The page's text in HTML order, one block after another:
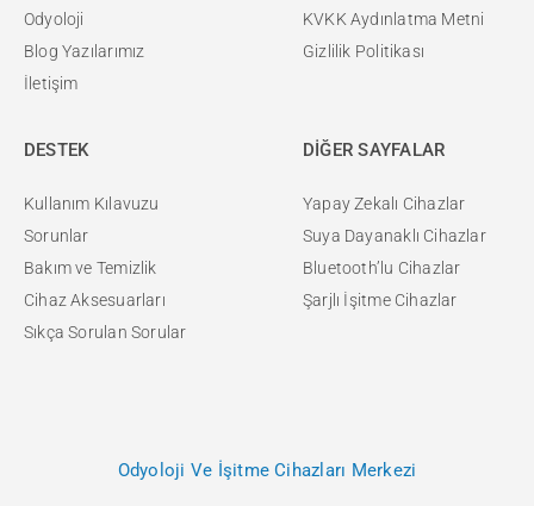
Odyoloji
Blog Yazılarımız
İletişim
KVKK Aydınlatma Metni
Gizlilik Politikası
DESTEK
Kullanım Kılavuzu
Sorunlar
Bakım ve Temizlik
Cihaz Aksesuarları
Sıkça Sorulan Sorular
DİĞER SAYFALAR
Yapay Zekalı Cihazlar
Suya Dayanaklı Cihazlar
Bluetooth’lu Cihazlar
Şarjlı İşitme Cihazlar
Odyoloji Ve İşitme Cihazları Merkezi